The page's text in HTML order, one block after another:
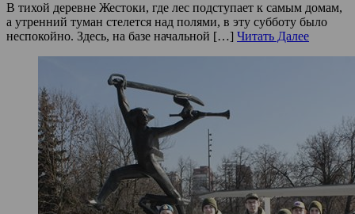
В тихой деревне Жестоки, где лес подступает к самым домам,
а утренний туман стелется над полями, в эту субботу было
неспокойно. Здесь, на базе начальной […] Читать Далее